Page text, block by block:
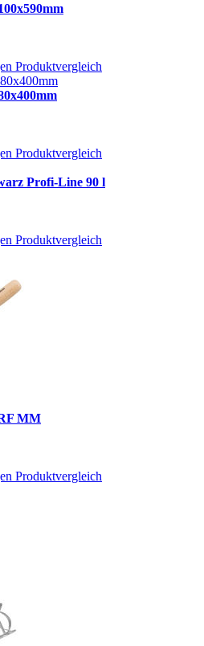
Produktvergleich
Produktvergleich
Profi-Line 90 l
Produktvergleich
MM
Produktvergleich